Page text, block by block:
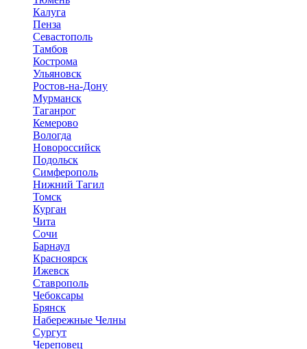
Калуга
Пенза
Севастополь
Тамбов
Кострома
Ульяновск
Ростов-на-Дону
Мурманск
Таганрог
Кемерово
Вологда
Новороссийск
Подольск
Симферополь
Нижний Тагил
Томск
Курган
Чита
Сочи
Барнаул
Красноярск
Ижевск
Ставрополь
Чебоксары
Брянск
Набережные Челны
Сургут
Череповец